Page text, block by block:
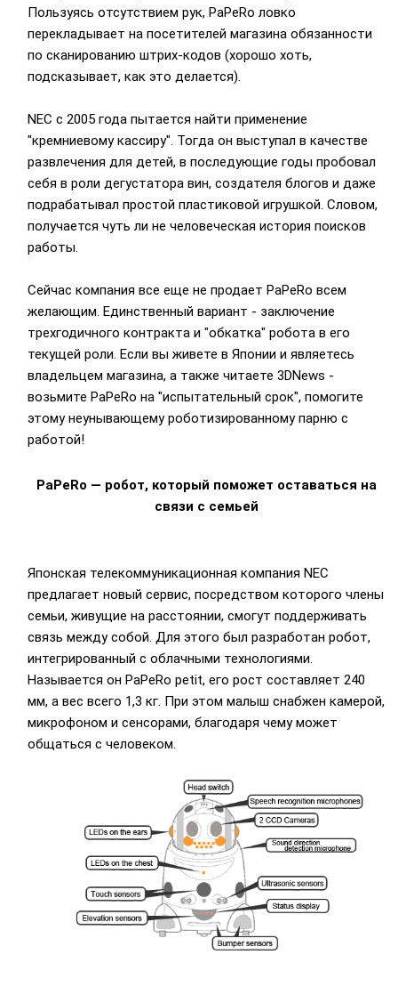
Пользуясь отсутствием рук, PaPeRo ловко
перекладывает на посетителей магазина обязанности
по сканированию штрих-кодов (хорошо хоть,
подсказывает, как это делается).
NEC с 2005 года пытается найти применение
"кремниевому кассиру". Тогда он выступал в качестве
развлечения для детей, в последующие годы пробовал
себя в роли дегустатора вин, создателя блогов и даже
подрабатывал простой пластиковой игрушкой. Словом,
получается чуть ли не человеческая история поисков
работы.
Сейчас компания все еще не продает PaPeRo всем
желающим. Единственный вариант - заключение
трехгодичного контракта и "обкатка" робота в его
текущей роли. Если вы живете в Японии и являетесь
владельцем магазина, а также читаете 3DNews -
возьмите PaPeRo на "испытательный срок", помогите
этому неунывающему роботизированному парню с
работой!
PaPeRo — робот, который поможет оставаться на
связи с семьей
Японская телекоммуникационная компания NEC
предлагает новый сервис, посредством которого члены
семьи, живущие на расстоянии, смогут поддерживать
связь между собой. Для этого был разработан робот,
интегрированный с облачными технологиями.
Называется он PaPeRo petit, его рост составляет 240
мм, а вес всего 1,3 кг. При этом малыш снабжен камерой,
микрофоном и сенсорами, благодаря чему может
общаться с человеком.